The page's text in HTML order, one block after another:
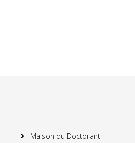
Maison du Doctorant